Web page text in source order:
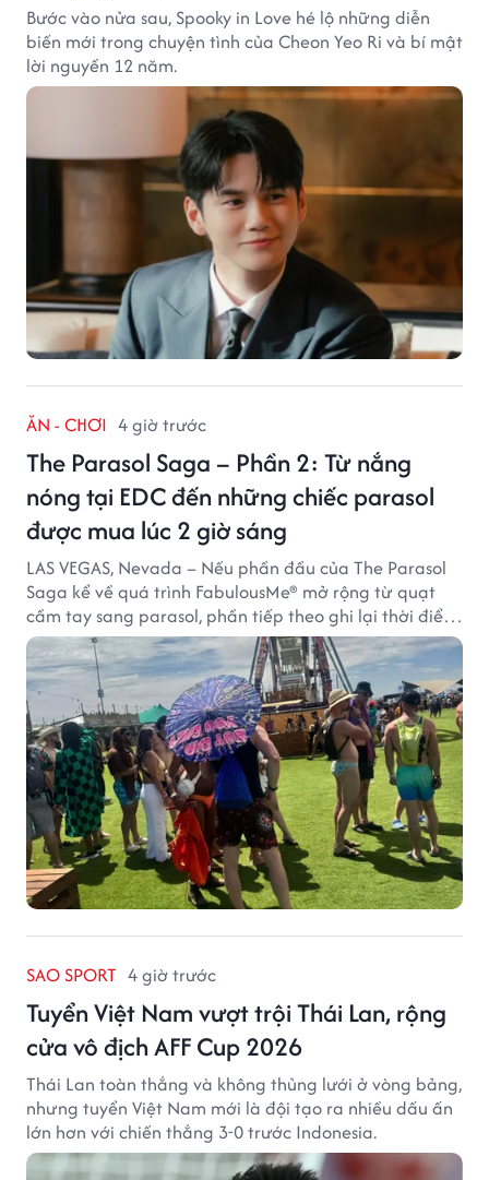
Bước vào nửa sau, Spooky in Love hé lộ những diễn
biến mới trong chuyện tình của Cheon Yeo Ri và bí mật
lời nguyền 12 năm.
ĂN - CHƠI 4 giờ trước
The Parasol Saga – Phần 2: Từ nắng
nóng tại EDC đến những chiếc parasol
được mua lúc 2 giờ sáng
LAS VEGAS, Nevada – Nếu phần đầu của The Parasol
Saga kể về quá trình FabulousMe® mở rộng từ quạt
cầm tay sang parasol, phần tiếp theo ghi lại thời điểm
sản phẩm được thị trường đón nhận và dần vượt khỏi
công năng che nắng thông thường.
SAO SPORT 4 giờ trước
Tuyển Việt Nam vượt trội Thái Lan, rộng
cửa vô địch AFF Cup 2026
Thái Lan toàn thắng và không thủng lưới ở vòng bảng,
nhưng tuyển Việt Nam mới là đội tạo ra nhiều dấu ấn
lớn hơn với chiến thắng 3-0 trước Indonesia.